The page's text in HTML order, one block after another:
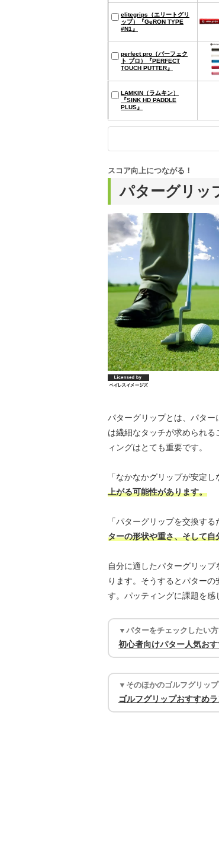
elitegrips（エリートグリ
ップ）『GeRON TYPE
#N1』
perfect pro（パーフェク
ト プロ）『PERFECT
TOUCH PUTTER』
LAMKIN（ラムキン）
『SINK HD PADDLE
PLUS』
パターグリッ
スコア向上につながる！
パターグリップとは、パタ
は繊細なタッチが求められる
ィングはとても重要です。
「なかなかグリップが安定
上がる可能性があります。
「パターグリップを交換す
ターの形状や重さ、そして
自分に適したパターグリッ
ります。そうするとパターの
す。パッティングに課題を感
▼パターをチェックしたい方
初心者向けパター人気お
▼そのほかのゴルフグリップ
ゴルフグリップおすすめ